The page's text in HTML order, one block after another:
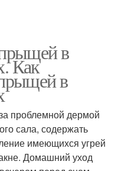
в
Как
в
проблемной дермой
сала, содержать
имеющихся угрей
Домашний уход